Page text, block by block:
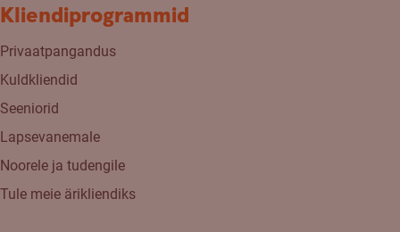
Kliendiprogrammid
Privaatpangandus
Kuldkliendid
Seeniorid
Lapsevanemale
Noorele ja tudengile
Tule meie ärikliendiks